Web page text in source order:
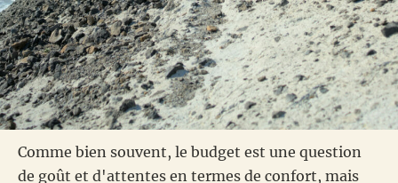
Comme bien souvent, le budget est une question
de goût et d'attentes en termes de confort, mais